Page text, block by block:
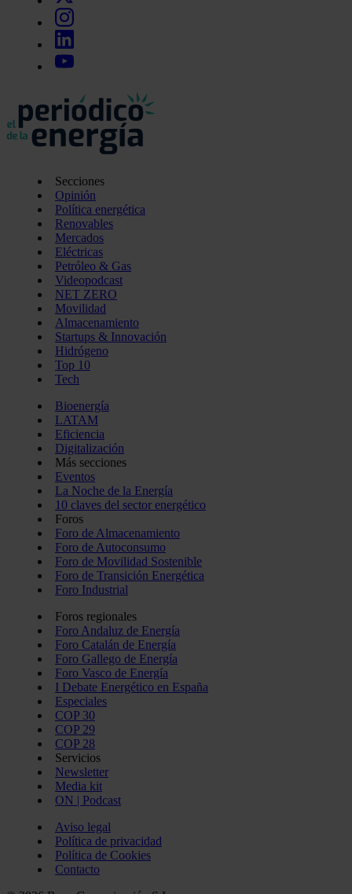
Secciones
Opinión
Política energética
Renovables
Mercados
Eléctricas
Petróleo & Gas
Videopodcast
NET ZERO
Movilidad
Almacenamiento
Startups & Innovación
Hidrógeno
Top 10
Tech
Bioenergía
LATAM
Eficiencia
Digitalización
Más secciones
Eventos
La Noche de la Energía
10 claves del sector energético
Foros
Foro de Almacenamiento
Foro de Autoconsumo
Foro de Movilidad Sostenible
Foro de Transición Energética
Foro Industrial
Foros regionales
Foro Andaluz de Energía
Foro Catalán de Energía
Foro Gallego de Energía
Foro Vasco de Energía
I Debate Energético en España
Especiales
COP 30
COP 29
COP 28
Servicios
Newsletter
Media kit
ON | Podcast
Aviso legal
Política de privacidad
Política de Cookies
Contacto